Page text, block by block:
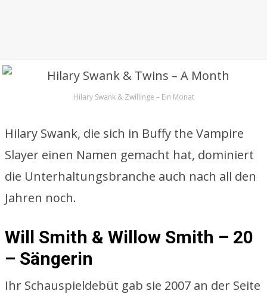
Hilary Swank & Zwillinge – Ein Monat
Hilary Swank, die sich in Buffy the Vampire
Slayer einen Namen gemacht hat, dominiert
die Unterhaltungsbranche auch nach all den
Jahren noch.
Will Smith & Willow Smith – 20
– Sängerin
Ihr Schauspieldebüt gab sie 2007 an der Seite